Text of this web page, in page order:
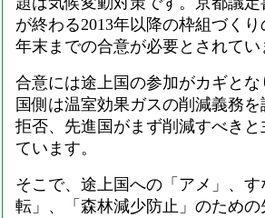
が終わる2013年以降の枠組づく
年末までの合意が必要とされてい
合意には途上国の参加がカギと
国側は温室効果ガスの削減義務
拒否、先進国がまず削減すべき
ています。
そこで、途上国への「アメ」、
転」、「森林減少防止」のため